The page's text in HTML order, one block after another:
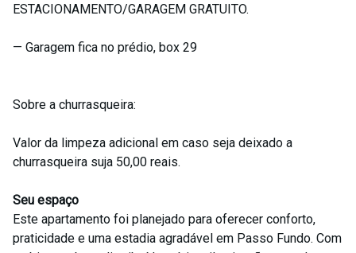
ESTACIONAMENTO/GARAGEM GRATUITO.
— Garagem fica no prédio, box 29
Sobre a churrasqueira:
Valor da limpeza adicional em caso seja deixado a
churrasqueira suja 50,00 reais.
Seu espaço
Este apartamento foi planejado para oferecer conforto,
praticidade e uma estadia agradável em Passo Fundo. Com